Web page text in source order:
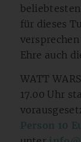
für dieses
Ehre auch
WATT
17.00 Uhr
Person 10